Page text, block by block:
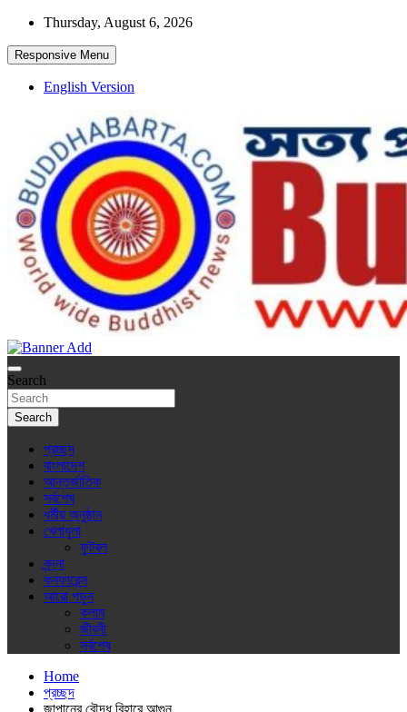
Skip
content
Thursday, August 6, 2026
Responsive Menu
English Version
Buddha Barta
Search
Search
প্রচ্ছদ
বাংলাদেশ
আন্তর্জাতিক
সর্বশেষ
ধর্মীয় অনুষ্ঠান
খেলাধুলা
ফুটবল
বন্দনা
কনফারেন্স
আরো পড়ুন
কলাম
জীবনী
সর্বশেষ
Home
প্রচ্ছদ
জাপানের বৌদ্ধ বিহারে আগুন